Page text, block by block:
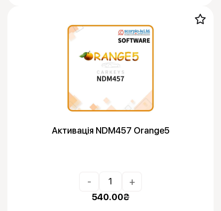
Активація NDM457 Orange5
- +
540.00₴